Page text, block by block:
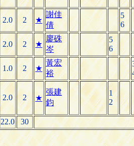
2.0 2 ★
謝佳
倩
5
6
2.0 2 ★
廖硃
岑
5
6
1.0 2 ★
黃宏
裕
2.0 2 ★
張建
鈞
1
2
22.0 30